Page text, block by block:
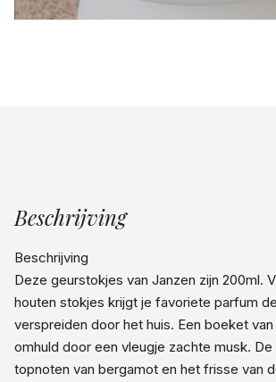
Beschrijving
Beschrijving
Deze geurstokjes van Janzen zijn 200ml.
houten stokjes krijgt je favoriete parfum
verspreiden door het huis. Een boeket
omhuld door een vleugje zachte musk.
topnoten van bergamot en het frisse van